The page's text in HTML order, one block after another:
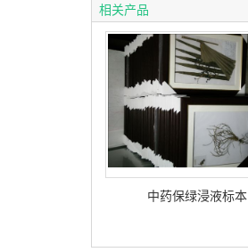
相关产品
中药保绿浸液标本